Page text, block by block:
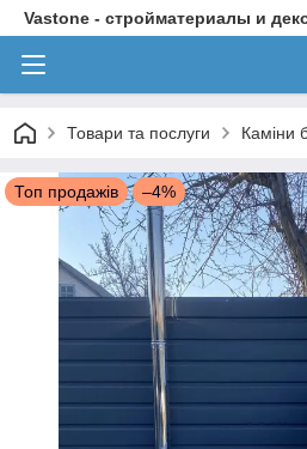
Vastone - стройматериалы и
Товари та послуги Каміни
Топ продажів –4%